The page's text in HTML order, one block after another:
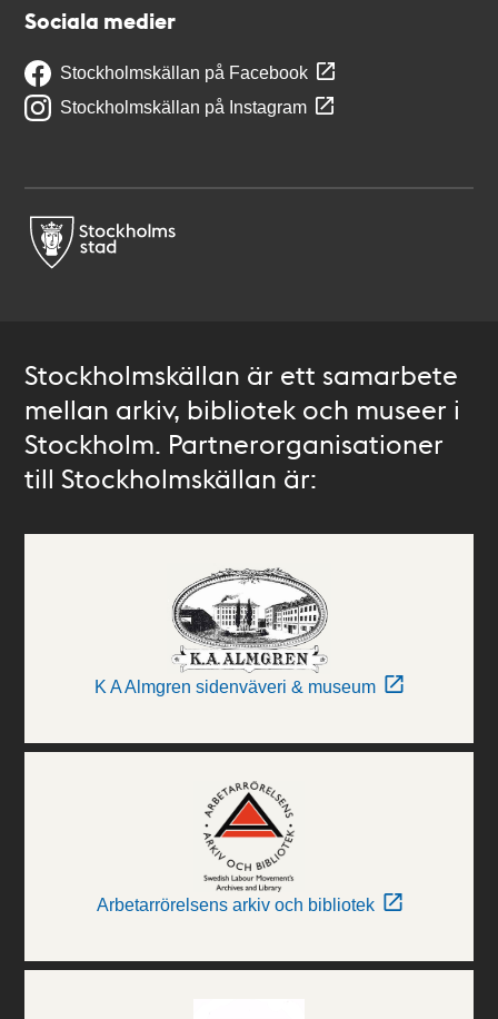
Sociala medier
Stockholmskällan på Facebook
Stockholmskällan på Instagram
Stockholmskällan är ett samarbete
mellan arkiv, bibliotek och museer i
Stockholm. Partnerorganisationer
till Stockholmskällan är:
K A Almgren sidenväveri & museum
Arbetarrörelsens arkiv och bibliotek